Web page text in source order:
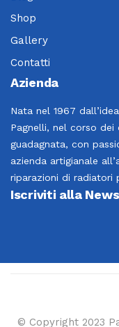
Shop
Gallery
Contatti
Azienda
Nata nel 1967
Pagnelli, nel corso dei
guadagnata, con
azienda artigianale
riparazioni di radiatori
Iscriviti alla
© Copyright 2023